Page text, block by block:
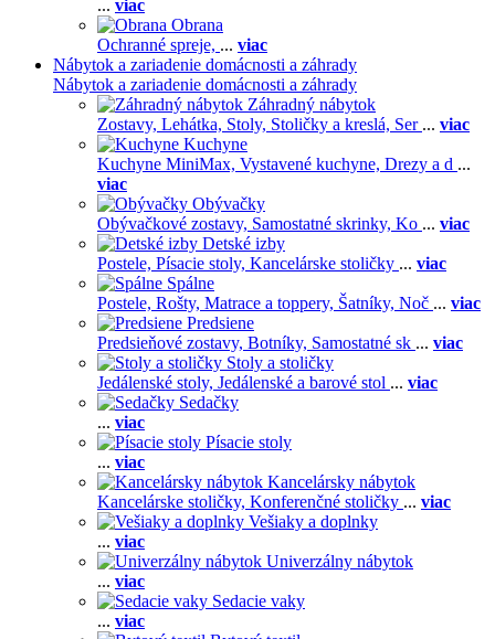
... viac
Obrana
Ochranné spreje, ... viac
Nábytok a zariadenie domácnosti a záhrady
Nábytok a zariadenie domácnosti a záhrady
Záhradný nábytok
Zostavy, Lehátka, Stoly, Stoličky a kreslá, Ser ... viac
Kuchyne
Kuchyne MiniMax, Vystavené kuchyne, Drezy a d ...
viac
Obývačky
Obývačkové zostavy, Samostatné skrinky, Ko ... viac
Detské izby
Postele, Písacie stoly, Kancelárske stoličky ... viac
Spálne
Postele, Rošty, Matrace a toppery, Šatníky, Noč ... viac
Predsiene
Predsieňové zostavy, Botníky, Samostatné sk ... viac
Stoly a stoličky
Jedálenské stoly, Jedálenské a barové stol ... viac
Sedačky
... viac
Písacie stoly
... viac
Kancelársky nábytok
Kancelárske stoličky, Konferenčné stoličky ... viac
Vešiaky a doplnky
... viac
Univerzálny nábytok
... viac
Sedacie vaky
... viac